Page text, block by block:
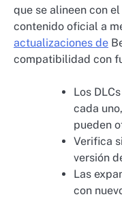
que se alineen con
contenido oficial a
actualizaciones de
compatibilidad con
Los
cada
pueden
Verifica
versión
Las
con